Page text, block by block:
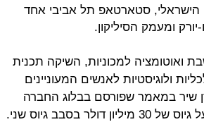
הישראלי, סטארטאפ תל אביבי אחד
ומעמק הסיליקון.
ואוטומציה למכוניות, השיקה תכנית
ולוגיסטיות לאנשים המעוניינים
שיר במאמר שפורסם בבלוג החברה
גיוס שני.